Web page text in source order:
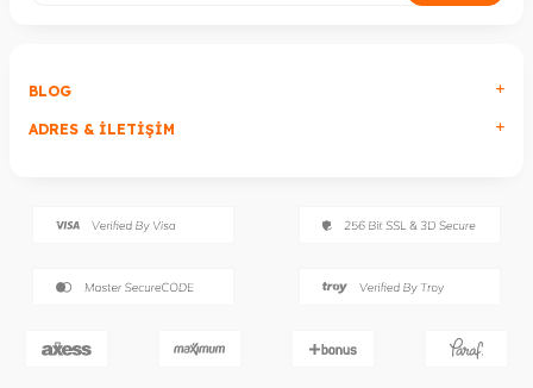
BLOG
ADRES & İLETIŞIM